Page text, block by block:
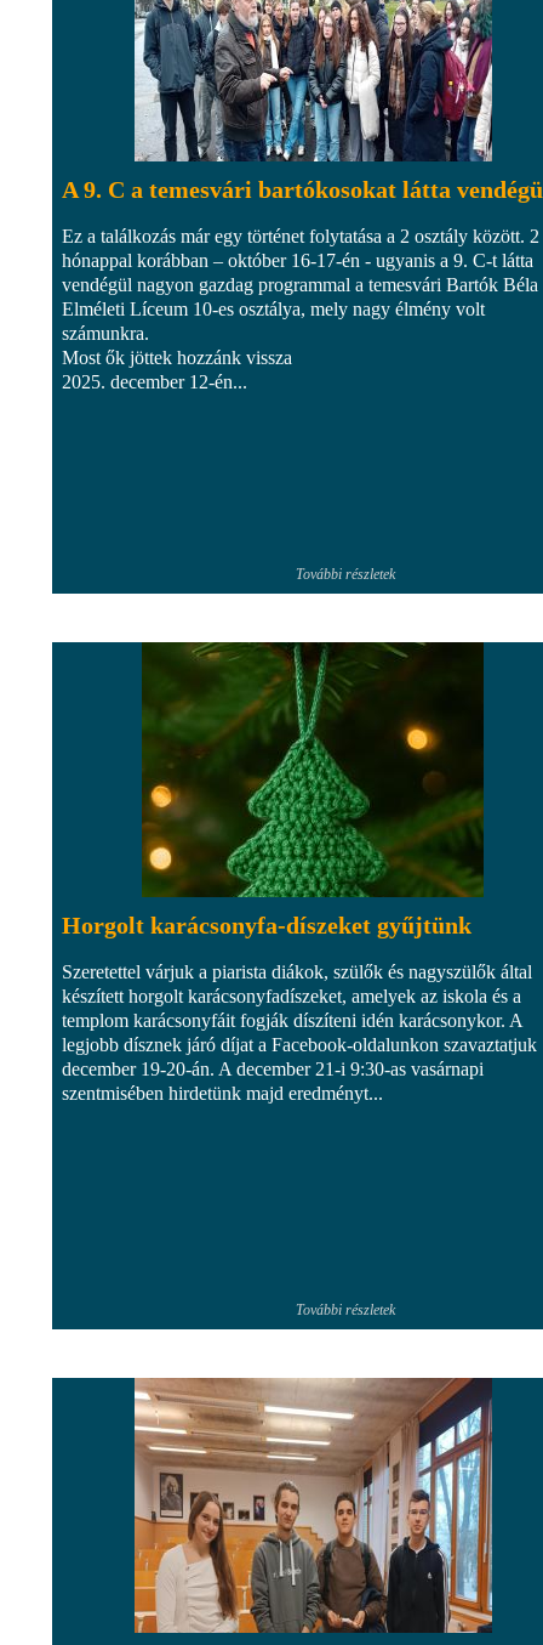
A 9. C a temesvári bartókosokat látta
Ez a találkozás már egy történet folytatása a 2 osztály között. 2
hónappal korábban – október 16-17-én - ugyanis a 9. C-t látta
vendégül nagyon gazdag programmal a temesvári Bartók Béla
Elméleti Líceum 10-es osztálya, mely nagy élmény volt
számunkra.
Most ők jöttek hozzánk vissza
2025. december 12-én...
További részletek
Horgolt karácsonyfa-díszeket gyűjtünk
Szeretettel várjuk a piarista diákok, szülők és nagyszülők által
készített horgolt karácsonyfadíszeket, amelyek az iskola és a
templom karácsonyfáit fogják díszíteni idén karácsonykor. A
legjobb dísznek járó díjat a Facebook-oldalunkon szavaztatjuk
december 19-20-án. A december 21-i 9:30-as vasárnapi
szentmisében hirdetünk majd eredményt...
További részletek